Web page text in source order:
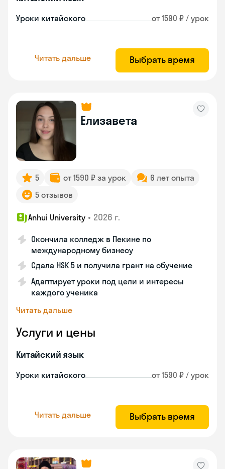
Уроки китайского от 1590 ₽ / урок
Читать дальше Выбрать время
Елизавета
5 от 1590 ₽ за урок
6 лет опыта
5 отзывов
Anhui University • 2026 г.
Окончила колледж в Пекине по
международному бизнесу
Сдала HSK 5 и получила грант на обучение
Адаптирует уроки под цели и интересы
каждого ученика
Читать дальше
Услуги и цены
Китайский язык
Уроки китайского от 1590 ₽ / урок
Читать дальше Выбрать время